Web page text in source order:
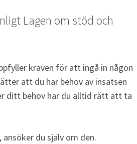
Lagen om stöd och
kraven för att ingå in någon
att du har behov av insatsen
ditt behov har du alltid rätt att ta
du själv om den.